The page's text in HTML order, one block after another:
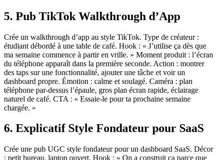
5. Pub TikTok Walkthrough d’App
Crée un walkthrough d’app au style TikTok. Type de créateur :
étudiant débordé à une table de café. Hook : « J’utilise ça dès que
ma semaine commence à partir en vrille. » Moment produit : l’écran
du téléphone apparaît dans la première seconde. Action : montrer
des taps sur une fonctionnalité, ajouter une tâche et voir un
dashboard propre. Émotion : calme et soulagé. Caméra : plan
téléphone par-dessus l’épaule, gros plan écran rapide, éclairage
naturel de café. CTA : « Essaie-le pour ta prochaine semaine
chargée. »
6. Explicatif Style Fondateur pour SaaS
Crée une pub UGC style fondateur pour un dashboard SaaS. Décor
: petit bureau, laptop ouvert. Hook : « On a construit ça parce que